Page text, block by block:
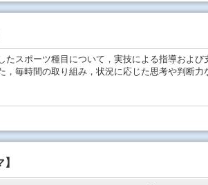
たスポーツ種目について，実技による指導およ
，毎時間の取り組み，状況に応じた思考や判断力